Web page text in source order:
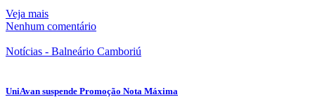
Veja mais
Nenhum comentário
Notícias - Balneário Camboriú
UniAvan suspende Promoção Nota Máxima